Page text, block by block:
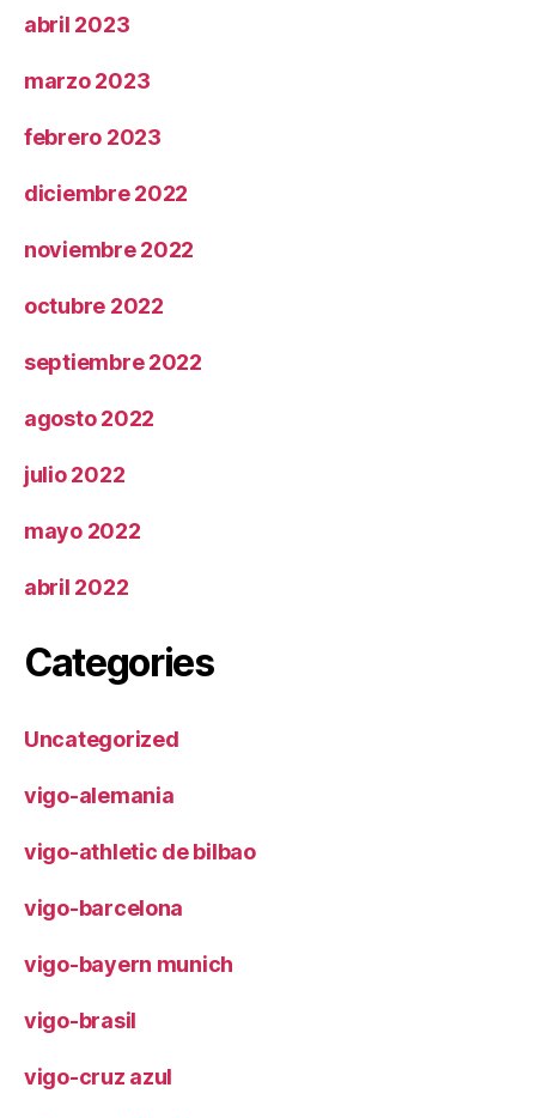
abril 2023
marzo 2023
febrero 2023
diciembre 2022
noviembre 2022
octubre 2022
septiembre 2022
agosto 2022
julio 2022
mayo 2022
abril 2022
Categories
Uncategorized
vigo-alemania
vigo-athletic de bilbao
vigo-barcelona
vigo-bayern munich
vigo-brasil
vigo-cruz azul